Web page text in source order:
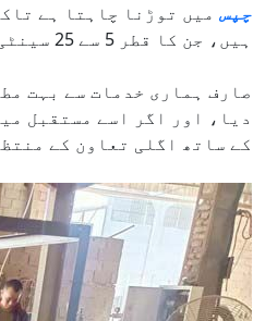
چپس میں توڑنا چاہتا ہے
ہیں، جن کا قطر 5 سے 25 سینٹی میٹر ہے۔ اس لیے لِنڈا نے اس کے لیے WD-250 ماڈل کی سفارش کی۔
صارف ہماری خدمات سے بہت
دیا، اور اگر اسے مستقبل
کے ساتھ اگلی تعاون کے